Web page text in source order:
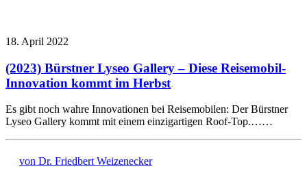
18. April 2022
(2023) Bürstner Lyseo Gallery – Diese Reisemobil-
Innovation kommt im Herbst
Es gibt noch wahre Innovationen bei Reisemobilen: Der Bürstner
Lyseo Gallery kommt mit einem einzigartigen Roof-Top.……
von Dr. Friedbert Weizenecker